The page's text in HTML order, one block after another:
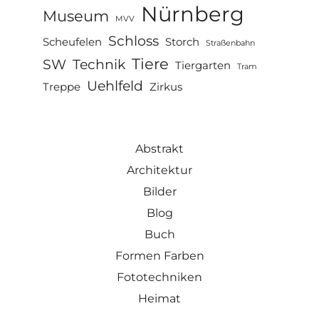
Museum MVV Nürnberg
Scheufelen Schloss Storch Straßenbahn
SW Technik Tiere Tiergarten Tram
Treppe Uehlfeld Zirkus
Abstrakt
Architektur
Bilder
Blog
Buch
Formen Farben
Fototechniken
Heimat